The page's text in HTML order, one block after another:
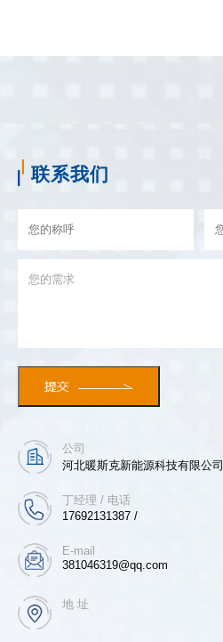
联系我们
公司
河北暖斯克新能源科技有限公司
丁经理 / 电话
17692131387 /
E-mail
381046319@qq.com
地 址